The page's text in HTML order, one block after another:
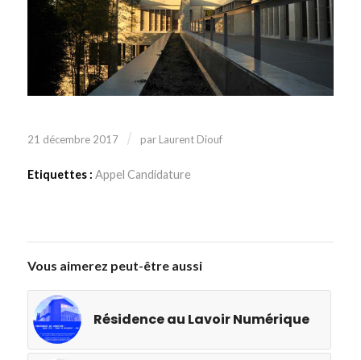
21 décembre 2017 / par Laurent Diouf
Etiquettes : Appel Candidature
Vous aimerez peut-être aussi
Résidence au Lavoir Numérique